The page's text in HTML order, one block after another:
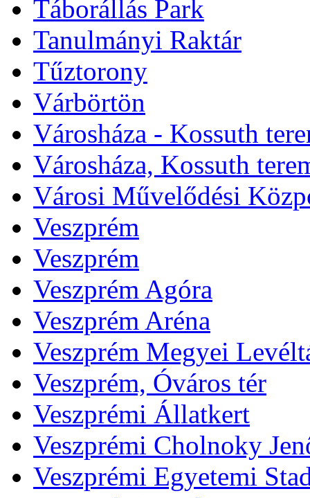
Táborállás Park
Tanulmányi Raktár
Tűztorony
Várbörtön
Városháza - Kossuth
Városháza, Kossuth
Városi Művelődési
Veszprém
Veszprém
Veszprém Agóra
Veszprém Aréna
Veszprém Megyei
Veszprém, Óváros tér
Veszprémi Állatkert
Veszprémi Cholnoky
Veszprémi Egyetemi